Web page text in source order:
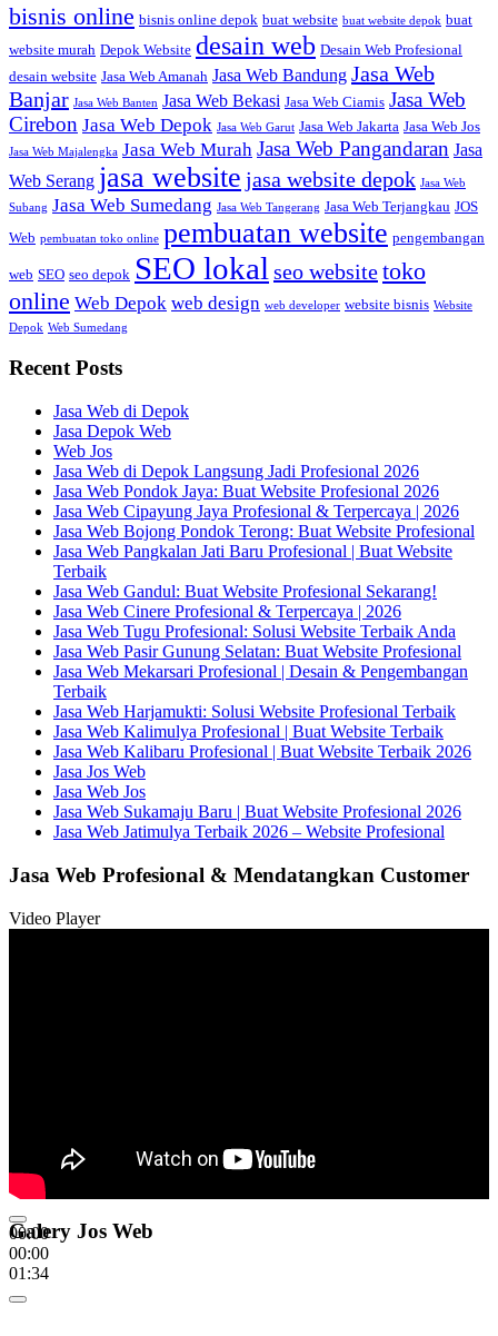
bisnis online bisnis online depok buat website buat website depok buat
website murah Depok Website desain web Desain Web Profesional
desain website Jasa Web Amanah Jasa Web Bandung Jasa Web
Banjar Jasa Web Banten Jasa Web Bekasi Jasa Web Ciamis Jasa Web
Cirebon Jasa Web Depok Jasa Web Garut Jasa Web Jakarta Jasa Web Jos
Jasa Web Majalengka Jasa Web Murah Jasa Web Pangandaran Jasa
Web Serang jasa website jasa website depok Jasa Web
Subang Jasa Web Sumedang Jasa Web Tangerang Jasa Web Terjangkau JOS
Web pembuatan toko online pembuatan website pengembangan
web SEO seo depok SEO lokal seo websitetoko
online Web Depok web design web developer website bisnis Website
Depok Web Sumedang
Recent Posts
Jasa Web di Depok
Jasa Depok Web
Web Jos
Jasa Web di Depok Langsung Jadi Profesional 2026
Jasa Web Pondok Jaya: Buat Website Profesional 2026
Jasa Web Cipayung Jaya Profesional & Terpercaya | 2026
Jasa Web Bojong Pondok Terong: Buat Website Profesional
Jasa Web Pangkalan Jati Baru Profesional | Buat Website
Terbaik
Jasa Web Gandul: Buat Website Profesional Sekarang!
Jasa Web Cinere Profesional & Terpercaya | 2026
Jasa Web Tugu Profesional: Solusi Website Terbaik Anda
Jasa Web Pasir Gunung Selatan: Buat Website Profesional
Jasa Web Mekarsari Profesional | Desain & Pengembangan
Terbaik
Jasa Web Harjamukti: Solusi Website Profesional Terbaik
Jasa Web Kalimulya Profesional | Buat Website Terbaik
Jasa Web Kalibaru Profesional | Buat Website Terbaik 2026
Jasa Jos Web
Jasa Web Jos
Jasa Web Sukamaju Baru | Buat Website Profesional 2026
Jasa Web Jatimulya Terbaik 2026 – Website Profesional
Jasa Web Profesional & Mendatangkan Customer
Video Player
00:00
00:00
01:34
Galery Jos Web